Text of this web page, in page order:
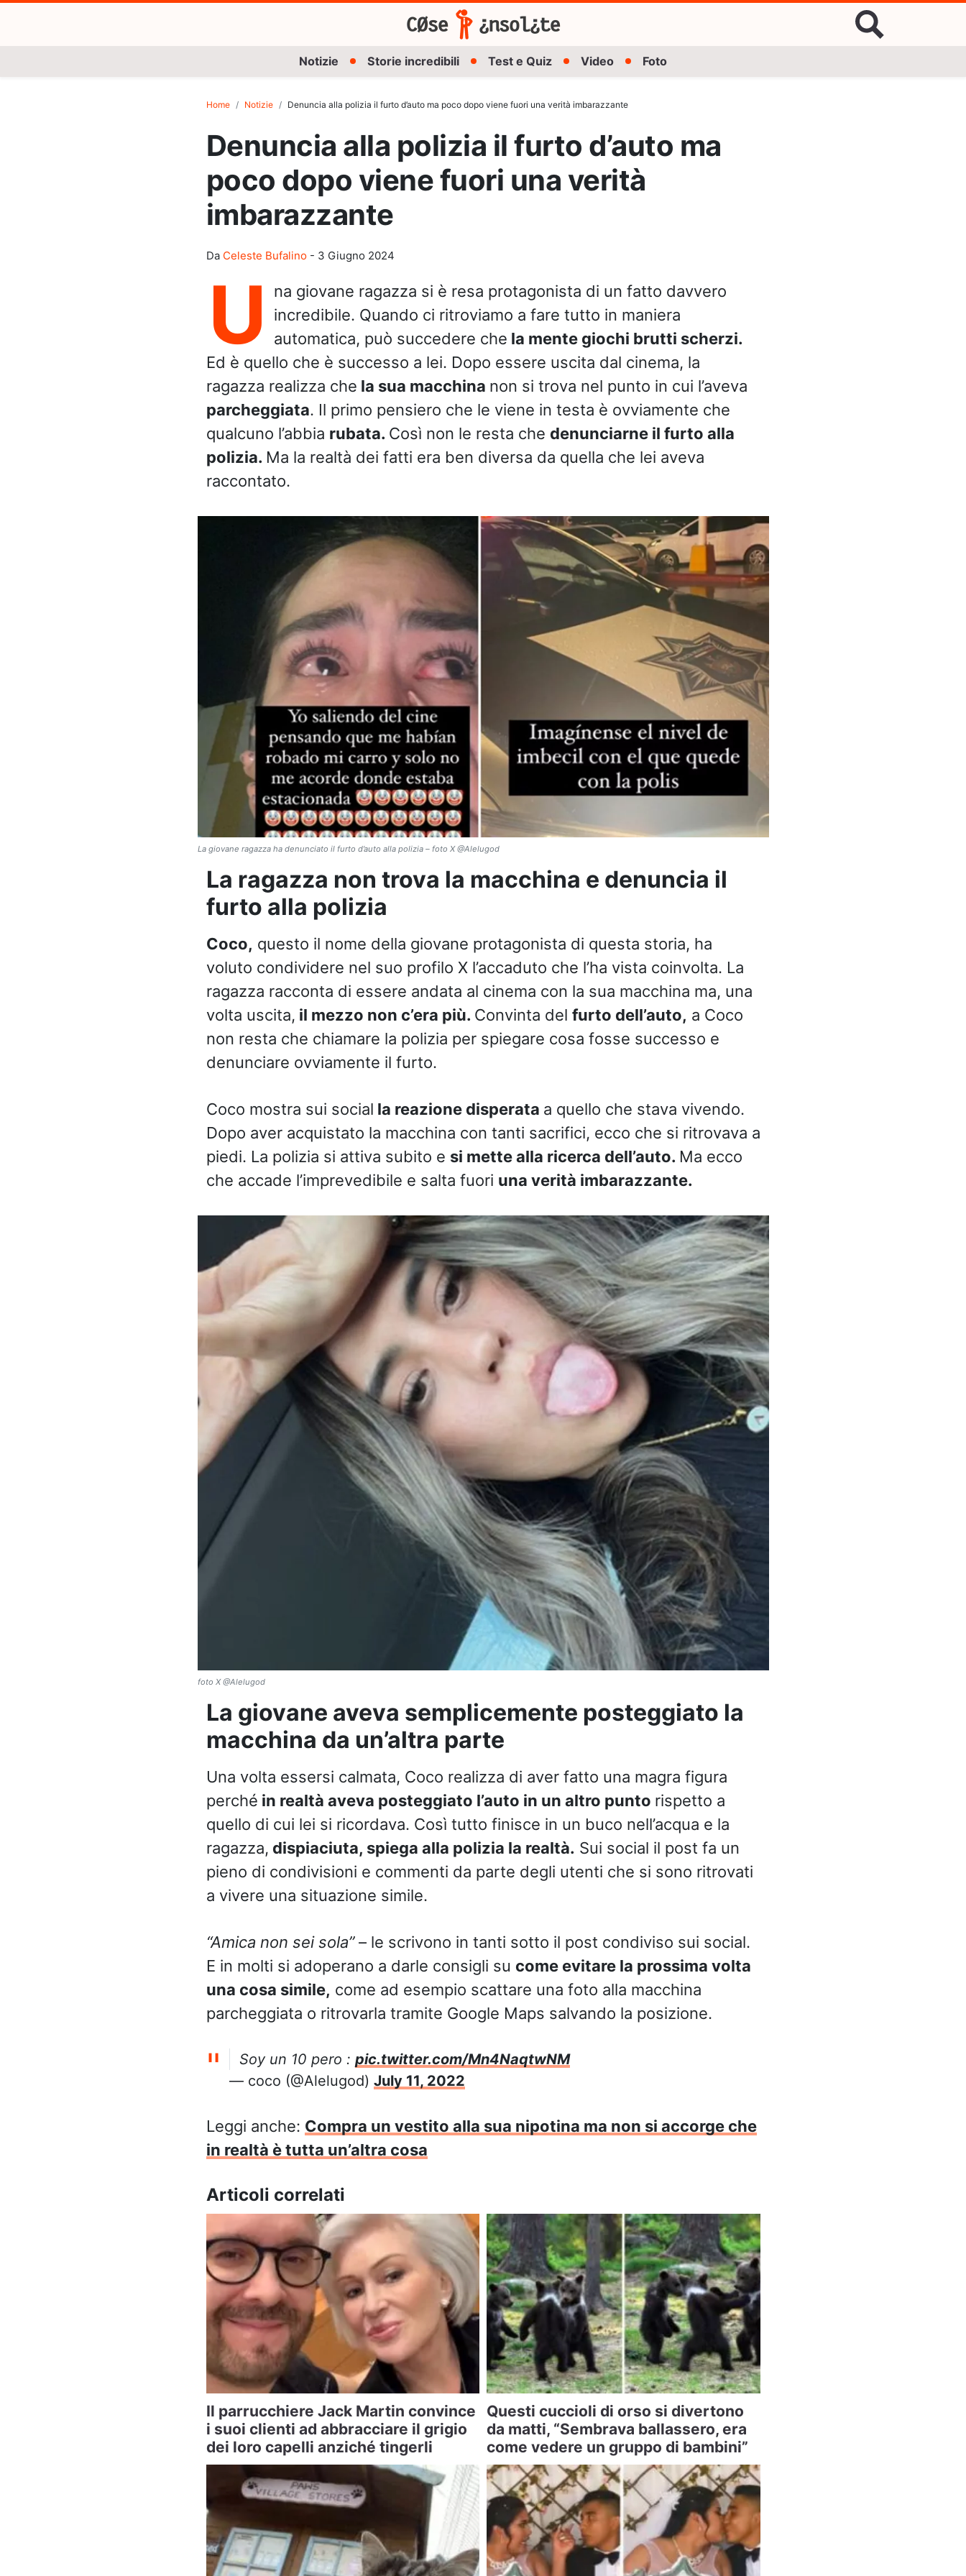
Notizie Storie incredibili Test e Quiz Video Foto
Home Notizie Denuncia alla polizia il furto d’auto ma poco dopo viene fuori una verità imbarazzante
Denuncia alla polizia il furto d’auto ma
poco dopo viene fuori una verità
imbarazzante
Da Celeste Bufalino- 3 Giugno 2024
U
na giovane ragazza si è resa protagonista di un fatto davvero
incredibile. Quando ci ritroviamo a fare tutto in maniera
automatica, può succedere che la mente giochi brutti scherzi.
Ed è quello che è successo a lei. Dopo essere uscita dal cinema, la
ragazza realizza che la sua macchina non si trova nel punto in cui l’aveva
parcheggiata. Il primo pensiero che le viene in testa è ovviamente che
qualcuno l’abbia rubata. Così non le resta che denunciarne il furto alla
polizia. Ma la realtà dei fatti era ben diversa da quella che lei aveva
raccontato.
La giovane ragazza ha denunciato il furto d’auto alla polizia – foto X @Alelugod
La ragazza non trova la macchina e denuncia il
furto alla polizia
Coco, questo il nome della giovane protagonista di questa storia, ha
voluto condividere nel suo profilo X l’accaduto che l’ha vista coinvolta. La
ragazza racconta di essere andata al cinema con la sua macchina ma, una
volta uscita, il mezzo non c’era più. Convinta del furto dell’auto, a Coco
non resta che chiamare la polizia per spiegare cosa fosse successo e
denunciare ovviamente il furto.
Coco mostra sui social la reazione disperata a quello che stava vivendo.
Dopo aver acquistato la macchina con tanti sacrifici, ecco che si ritrovava a
piedi. La polizia si attiva subito e si mette alla ricerca dell’auto. Ma ecco
che accade l’imprevedibile e salta fuori una verità imbarazzante.
foto X @Alelugod
La giovane aveva semplicemente posteggiato la
macchina da un’altra parte
Una volta essersi calmata, Coco realizza di aver fatto una magra figura
perché in realtà aveva posteggiato l’auto in un altro punto rispetto a
quello di cui lei si ricordava. Così tutto finisce in un buco nell’acqua e la
ragazza, dispiaciuta, spiega alla polizia la realtà. Sui social il post fa un
pieno di condivisioni e commenti da parte degli utenti che si sono ritrovati
a vivere una situazione simile.
“Amica non sei sola”– le scrivono in tanti sotto il post condiviso sui social.
E in molti si adoperano a darle consigli su come evitare la prossima volta
una cosa simile, come ad esempio scattare una foto alla macchina
parcheggiata o ritrovarla tramite Google Maps salvando la posizione.
Soy un 10 pero : pic.twitter.com/Mn4NaqtwNM
— coco (@Alelugod) July 11, 2022
Leggi anche: Compra un vestito alla sua nipotina ma non si accorge che
in realtà è tutta un’altra cosa
Articoli correlati
Il parrucchiere Jack Martin convince
i suoi clienti ad abbracciare il grigio
dei loro capelli anziché tingerli
Questi cuccioli di orso si divertono
da matti, “Sembrava ballassero, era
come vedere un gruppo di bambini”